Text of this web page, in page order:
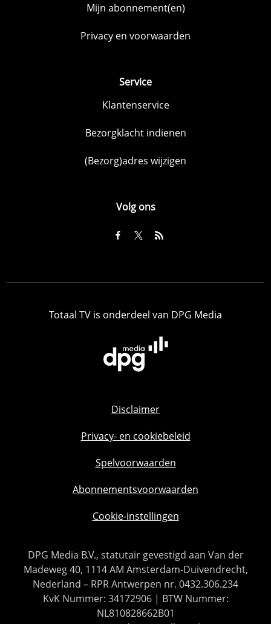
Mijn abonnement(en)
Privacy en voorwaarden
Service
Klantenservice
Bezorgklacht indienen
(Bezorg)adres wijzigen
Volg ons
Totaal TV is onderdeel van DPG Media
Disclaimer
Privacy- en cookiebeleid
Spelvoorwaarden
Abonnementsvoorwaarden
Cookie-instellingen
DPG Media B.V., statutair gevestigd aan Van der
Madeweg 40, 1114 AM Amsterdam-Duivendrecht,
Nederland – RPR Antwerpen nr. 0432.306.234
KvK Nummer: 34172906 | BTW Nummer:
NL810828662B01